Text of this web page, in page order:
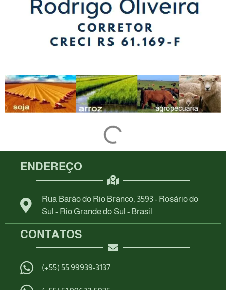
ENDEREÇO
Rua Barão do Rio Branco, 3593 - Rosário do
Sul - Rio Grande do Sul - Brasil
CONTATOS
(+55) 55 99939-3137